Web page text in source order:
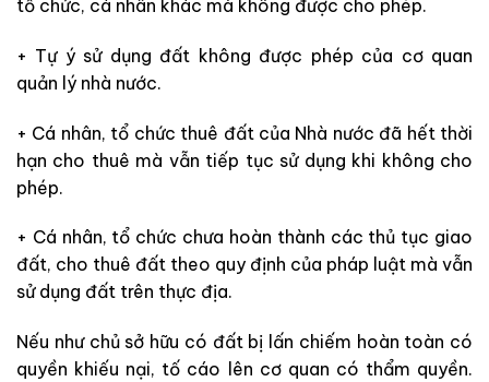
tổ chức, cá nhân khác mà không được cho phép.
+ Tự ý sử dụng đất không được phép của cơ quan
quản lý nhà nước.
+ Cá nhân, tổ chức thuê đất của Nhà nước đã hết thời
hạn cho thuê mà vẫn tiếp tục sử dụng khi không cho
phép.
+ Cá nhân, tổ chức chưa hoàn thành các thủ tục giao
đất, cho thuê đất theo quy định của pháp luật mà vẫn
sử dụng đất trên thực địa.
Nếu như chủ sở hữu có đất bị lấn chiếm hoàn toàn có
quyền khiếu nại, tố cáo lên cơ quan có thẩm quyền.